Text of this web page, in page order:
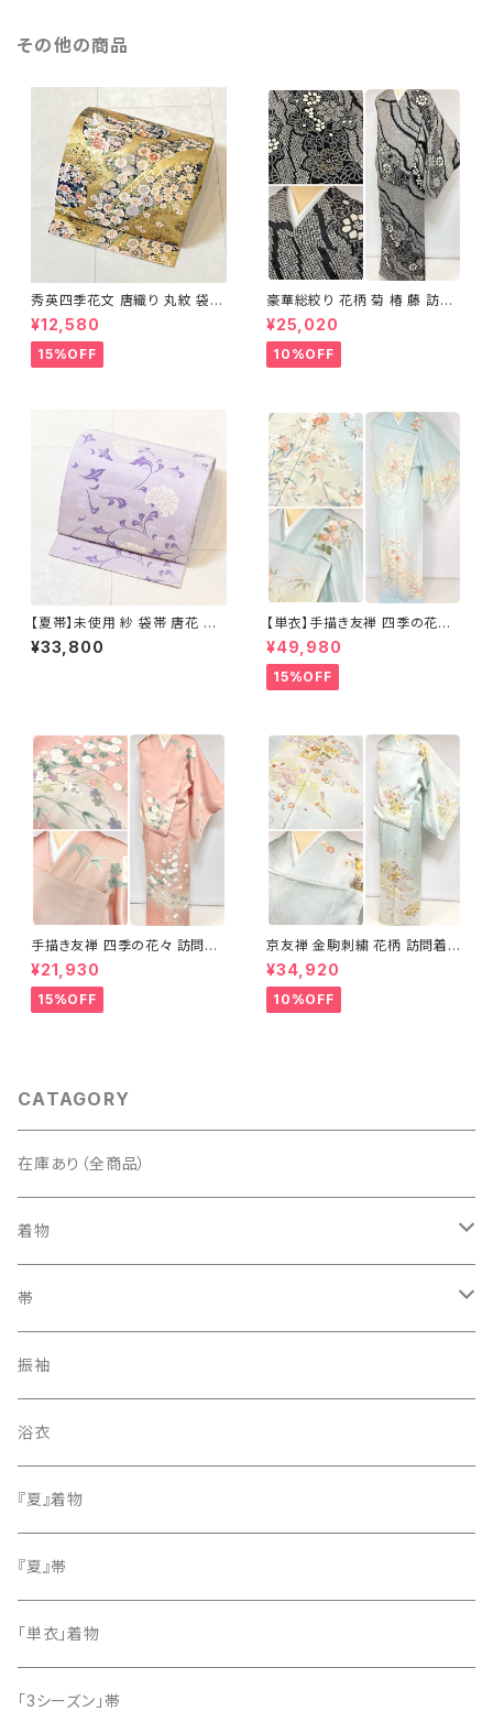
その他の商品
秀英四季花文 唐織り 丸紋 袋帯
正絹 金糸 ゴールド 紺 ピンク 7
05
¥12,580
15%OFF
豪華総絞り 花柄 菊 椿 藤 訪問
着 鹿の子絞り ラメ 正絹 黒 白
グレー 1435
¥25,020
10%OFF
【夏帯】未使用 紗 袋帯 唐花 正
絹 紫 白 淡藤色 729
¥33,800
【単衣】手描き友禅 四季の花々
正絹 訪問着 水色 黄緑 白 パス
テルカラー 1431
¥49,980
15%OFF
手描き友禅 四季の花々 訪問着
袷 正絹 サーモンピンク クリー
ム 白 桃花色 1434
¥21,930
15%OFF
京友禅 金駒刺繍 花柄 訪問着
正絹 水色 黄緑 パステルカラー
アイスグリーン 1433
¥34,920
10%OFF
CATAGORY
在庫あり（全商品）
着物
訪問着・付下げ
紬
色無地
小紋
留袖
帯
袋帯
名古屋帯
振袖
浴衣
『夏』着物
『夏』帯
「単衣」着物
「3シーズン」帯